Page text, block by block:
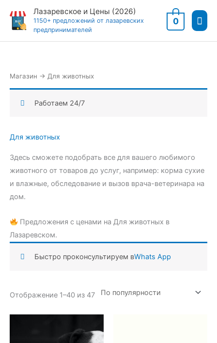
содержимому
Лазаревское и Цены (2026)
1150+ предложений от лазаревских
предпринимателей
0
Магазин → Для животных
Работаем 24/7
Для животных
Здесь сможете подобрать все для вашего любимого
животного от товаров до услуг, например: корма сухие
и влажные, обследование и вызов врача-ветеринара на
дом.
Предложения с ценами на Для животных в
Лазаревском.
Быстро проконсультируем вWhats App
Отображение 1–40 из 47Сортировка: